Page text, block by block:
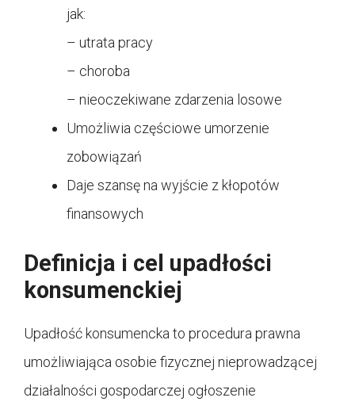
jak:
– utrata pracy
– choroba
– nieoczekiwane zdarzenia losowe
Umożliwia częściowe umorzenie
zobowiązań
Daje szansę na wyjście z kłopotów
finansowych
Definicja i cel upadłości
konsumenckiej
Upadłość konsumencka to procedura prawna
umożliwiająca osobie fizycznej nieprowadzącej
działalności gospodarczej ogłoszenie